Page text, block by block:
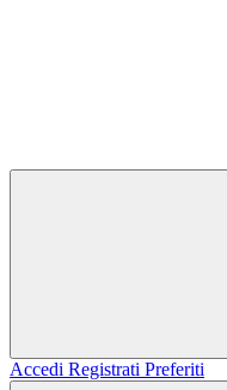
Accedi Registrati Preferiti